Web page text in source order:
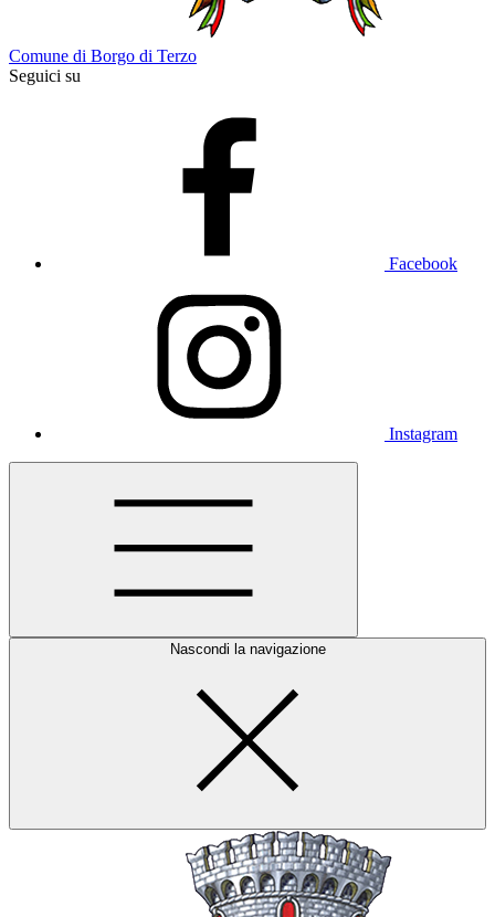
Comune di Borgo di Terzo
Seguici su
Facebook
Instagram
Nascondi la navigazione